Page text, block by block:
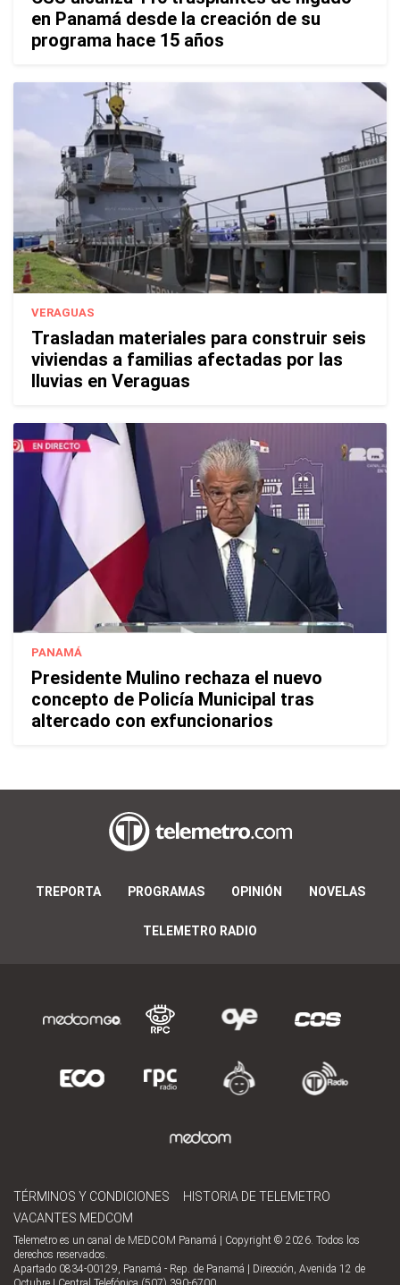
en Panamá desde la creación de su
programa hace 15 años
VERAGUAS
Trasladan materiales para construir seis
viviendas a familias afectadas por las
lluvias en Veraguas
PANAMÁ
Presidente Mulino rechaza el nuevo
concepto de Policía Municipal tras
altercado con exfuncionarios
TREPORTA PROGRAMAS OPINIÓN NOVELAS
TELEMETRO RADIO
TÉRMINOS Y CONDICIONES
HISTORIA DE TELEMETRO
VACANTES MEDCOM
Telemetro es un canal de MEDCOM Panamá | Copyright © 2026. Todos los
derechos reservados.
Apartado 0834-00129, Panamá - Rep. de Panamá | Dirección, Avenida 12 de